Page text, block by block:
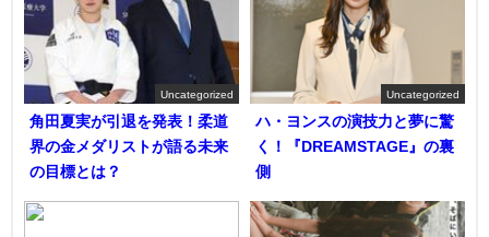
Uncategorized
角田夏実が引退を発表！柔道
界の金メダリストが語る未来
の目標とは？
Uncategorized
ハ・ヨンスの演技力と夢に驚
く！『DREAMSTAGE』の裏
側